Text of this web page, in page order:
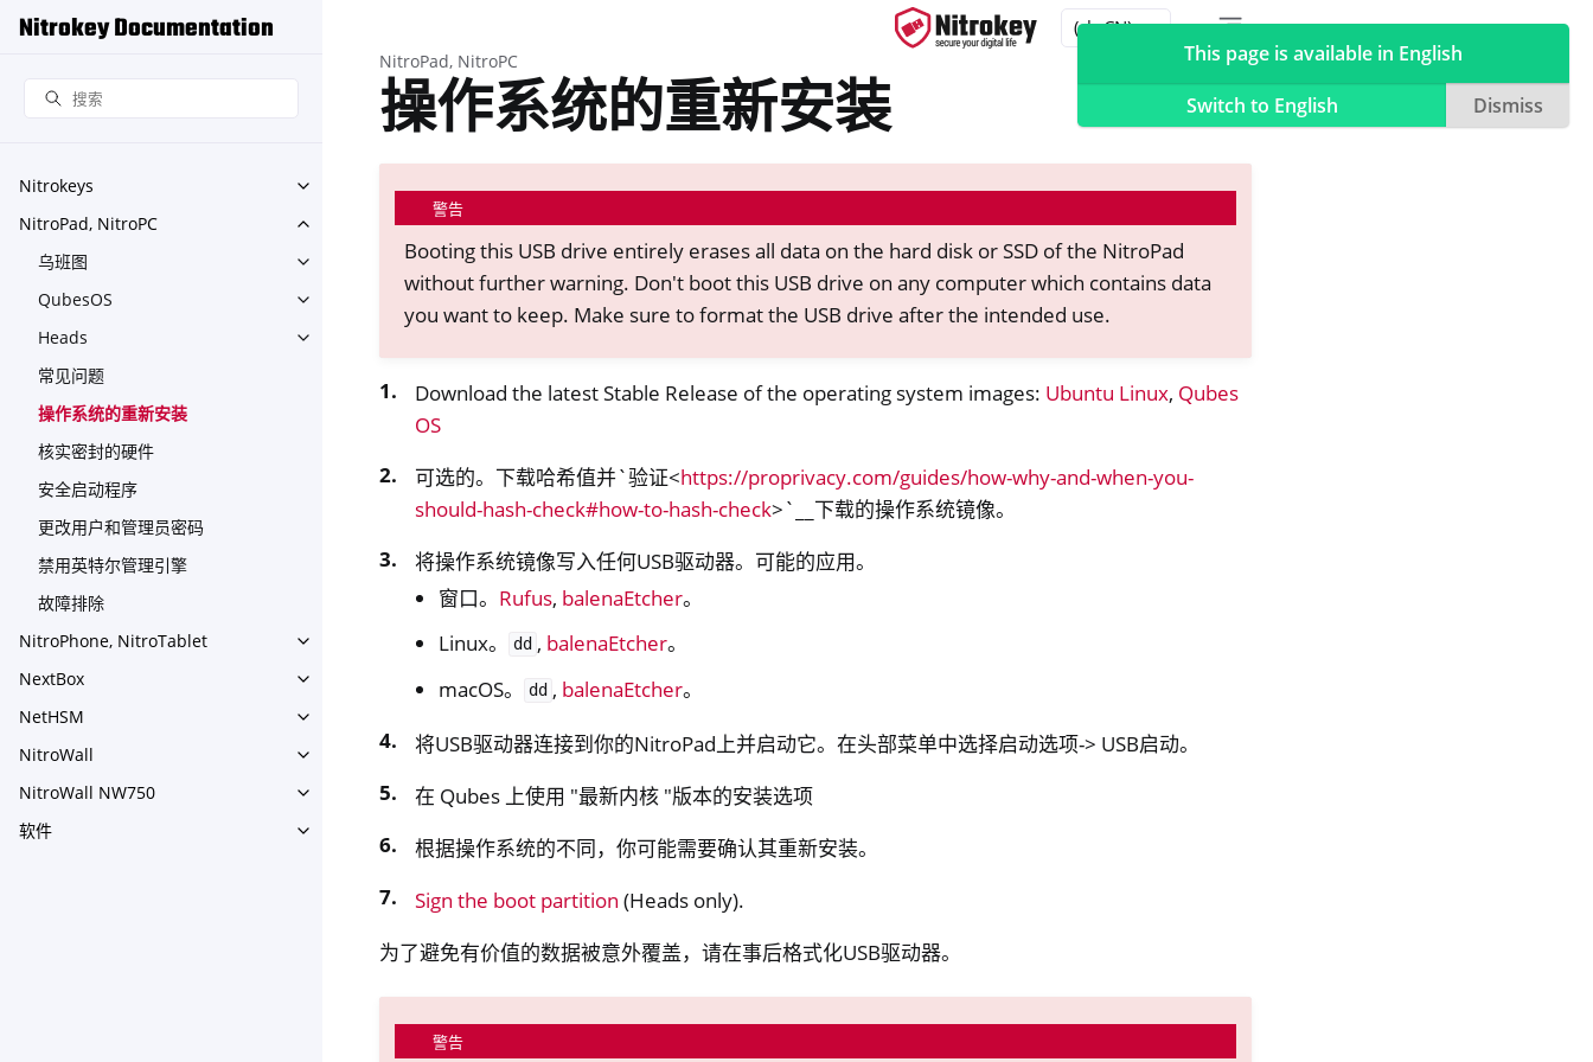
Nitrokey Documentation
Nitrokeys
Toggle navigation of Nitrokeys
NitroPad, NitroPC
Toggle navigation of NitroPad, NitroPC
乌班图
Toggle navigation of 乌班图
QubesOS
Toggle navigation of QubesOS
Heads
Toggle navigation of Heads
常见问题
操作系统的重新安装
核实密封的硬件
安全启动程序
更改用户和管理员密码
禁用英特尔管理引擎
故障排除
NitroPhone, NitroTablet
Toggle navigation of NitroPhone, NitroTablet
NextBox
Toggle navigation of NextBox
NetHSM
Toggle navigation of NetHSM
NitroWall
Toggle navigation of NitroWall
NitroWall NW750
Toggle navigation of NitroWall NW750
软件
Toggle navigation of 软件
NitroPad, NitroPC
操作系统的重新安装
警告
Booting this USB drive entirely erases all data on the hard disk or SSD of the NitroPad
without further warning. Don't boot this USB drive on any computer which contains data
you want to keep. Make sure to format the USB drive after the intended use.
Download the latest Stable Release of the operating system images: Ubuntu Linux, Qubes
OS
可选的。下载哈希值并`验证<https://proprivacy.com/guides/how-why-and-when-you-
should-hash-check#how-to-hash-check>`__下载的操作系统镜像。
将操作系统镜像写入任何USB驱动器。可能的应用。
窗口。 Rufus, balenaEtcher。
Linux。
dd , balenaEtcher。
macOS。
dd , balenaEtcher。
将USB驱动器连接到你的NitroPad上并启动它。在头部菜单中选择启动选项-> USB启动。
在 Qubes 上使用 "最新内核 "版本的安装选项
根据操作系统的不同，你可能需要确认其重新安装。
Sign the boot partition (Heads only).
为了避免有价值的数据被意外覆盖，请在事后格式化USB驱动器。
警告
This page is available in English
Switch to English
Dismiss